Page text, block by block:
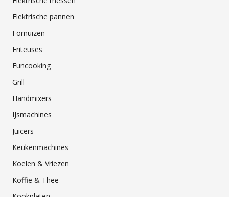
Elektrische pannen
Fornuizen
Friteuses
Funcooking
Grill
Handmixers
IJsmachines
Juicers
Keukenmachines
Koelen & Vriezen
Koffie & Thee